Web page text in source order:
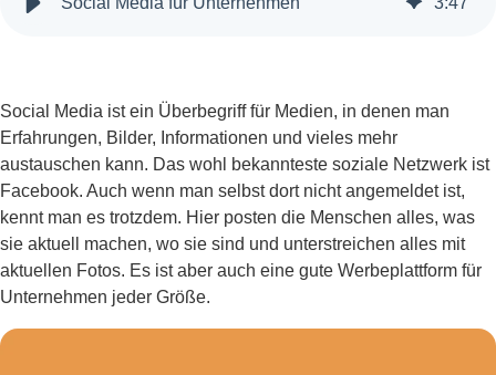
Social Media ist ein Überbegriff für Medien, in denen man
Erfahrungen, Bilder, Informationen und vieles mehr
austauschen kann. Das wohl bekannteste soziale Netzwerk ist
Facebook. Auch wenn man selbst dort nicht angemeldet ist,
kennt man es trotzdem. Hier posten die Menschen alles, was
sie aktuell machen, wo sie sind und unterstreichen alles mit
aktuellen Fotos. Es ist aber auch eine gute Werbeplattform für
Unternehmen jeder Größe.